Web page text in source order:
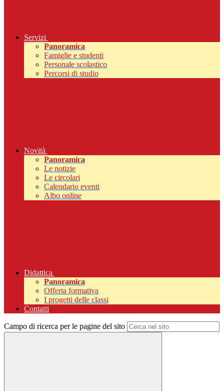
Servizi
Panoramica
Famiglie e studenti
Personale scolastico
Percorsi di studio
Novità
Panoramica
Le notizie
Le circolari
Calendario eventi
Albo online
Didattica
Panoramica
Offerta formativa
I progetti delle classi
Contatti
Campo di ricerca per le pagine del sito